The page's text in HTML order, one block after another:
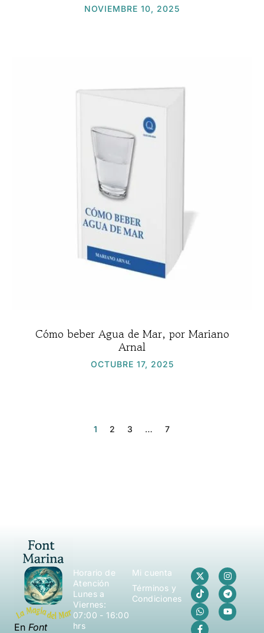
NOVIEMBRE 10, 2025
Cómo beber Agua de Mar, por Mariano
Arnal
OCTUBRE 17, 2025
1 2 3 … 7
En Font
Horario de
Atención
Lunes a
Viernes:
07:00 - 16:00
hrs
Mi cuenta
Términos y
Condiciones